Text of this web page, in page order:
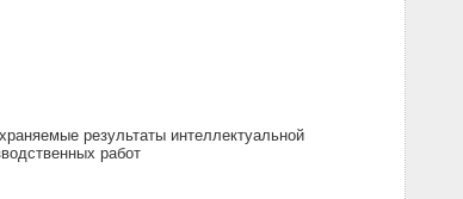
результаты интеллектуальной
работ